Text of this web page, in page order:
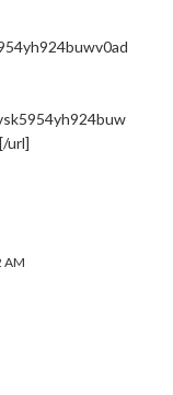
url]
AM